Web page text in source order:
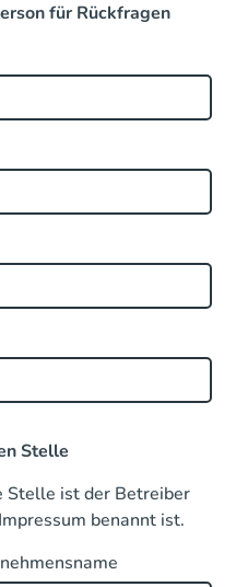
für Rückfragen
Stelle
Stelle ist der Betreiber
benannt ist.